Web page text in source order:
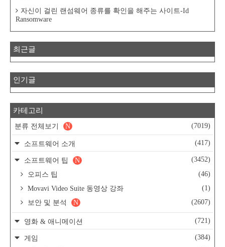
자신이 걸린 랜섬웨어 종류를 확인을 해주는 사이트-Id
Ransomware
최근글
인기글
카테고리
분류 전체보기 (7019)
N
소프트웨어 소개 (417)
소프트웨어 팁 (3452)
N
오피스 팁
(46)
Movavi Video Suite 동영상 강좌
(1)
보안 및 분석
(2607)
N
영화 & 애니메이션 (721)
게임
(384)